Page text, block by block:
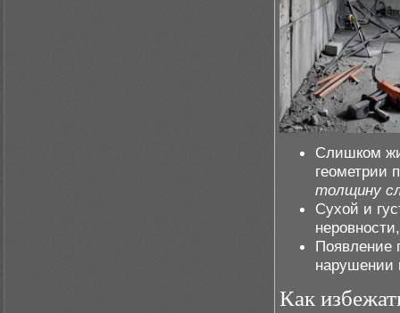
Слишком
геометрии
толщину
Сухой и
Появление
нарушении
Как